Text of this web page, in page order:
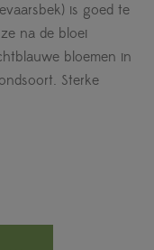
is goed te
na de bloei
bloemen in
Sterke